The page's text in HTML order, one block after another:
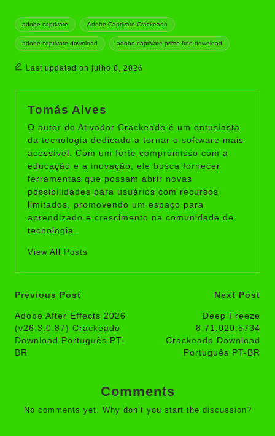
Tags:
adobe captivate Adobe Captivate Crackeado
adobe captivate download adobe captivate prime free download
Last updated on julho 8, 2026
Tomás Alves
O autor do Ativador Crackeado é um entusiasta
da tecnologia dedicado a tornar o software mais
acessível. Com um forte compromisso com a
educação e a inovação, ele busca fornecer
ferramentas que possam abrir novas
possibilidades para usuários com recursos
limitados, promovendo um espaço para
aprendizado e crescimento na comunidade de
tecnologia.
View All Posts
Post
navigation
Previous Post
Adobe After Effects 2026
(v26.3.0.87) Crackeado
Download Português PT-
BR
Next Post
Deep Freeze
8.71.020.5734
Crackeado Download
Português PT-BR
Comments
No comments yet. Why don’t you start the discussion?